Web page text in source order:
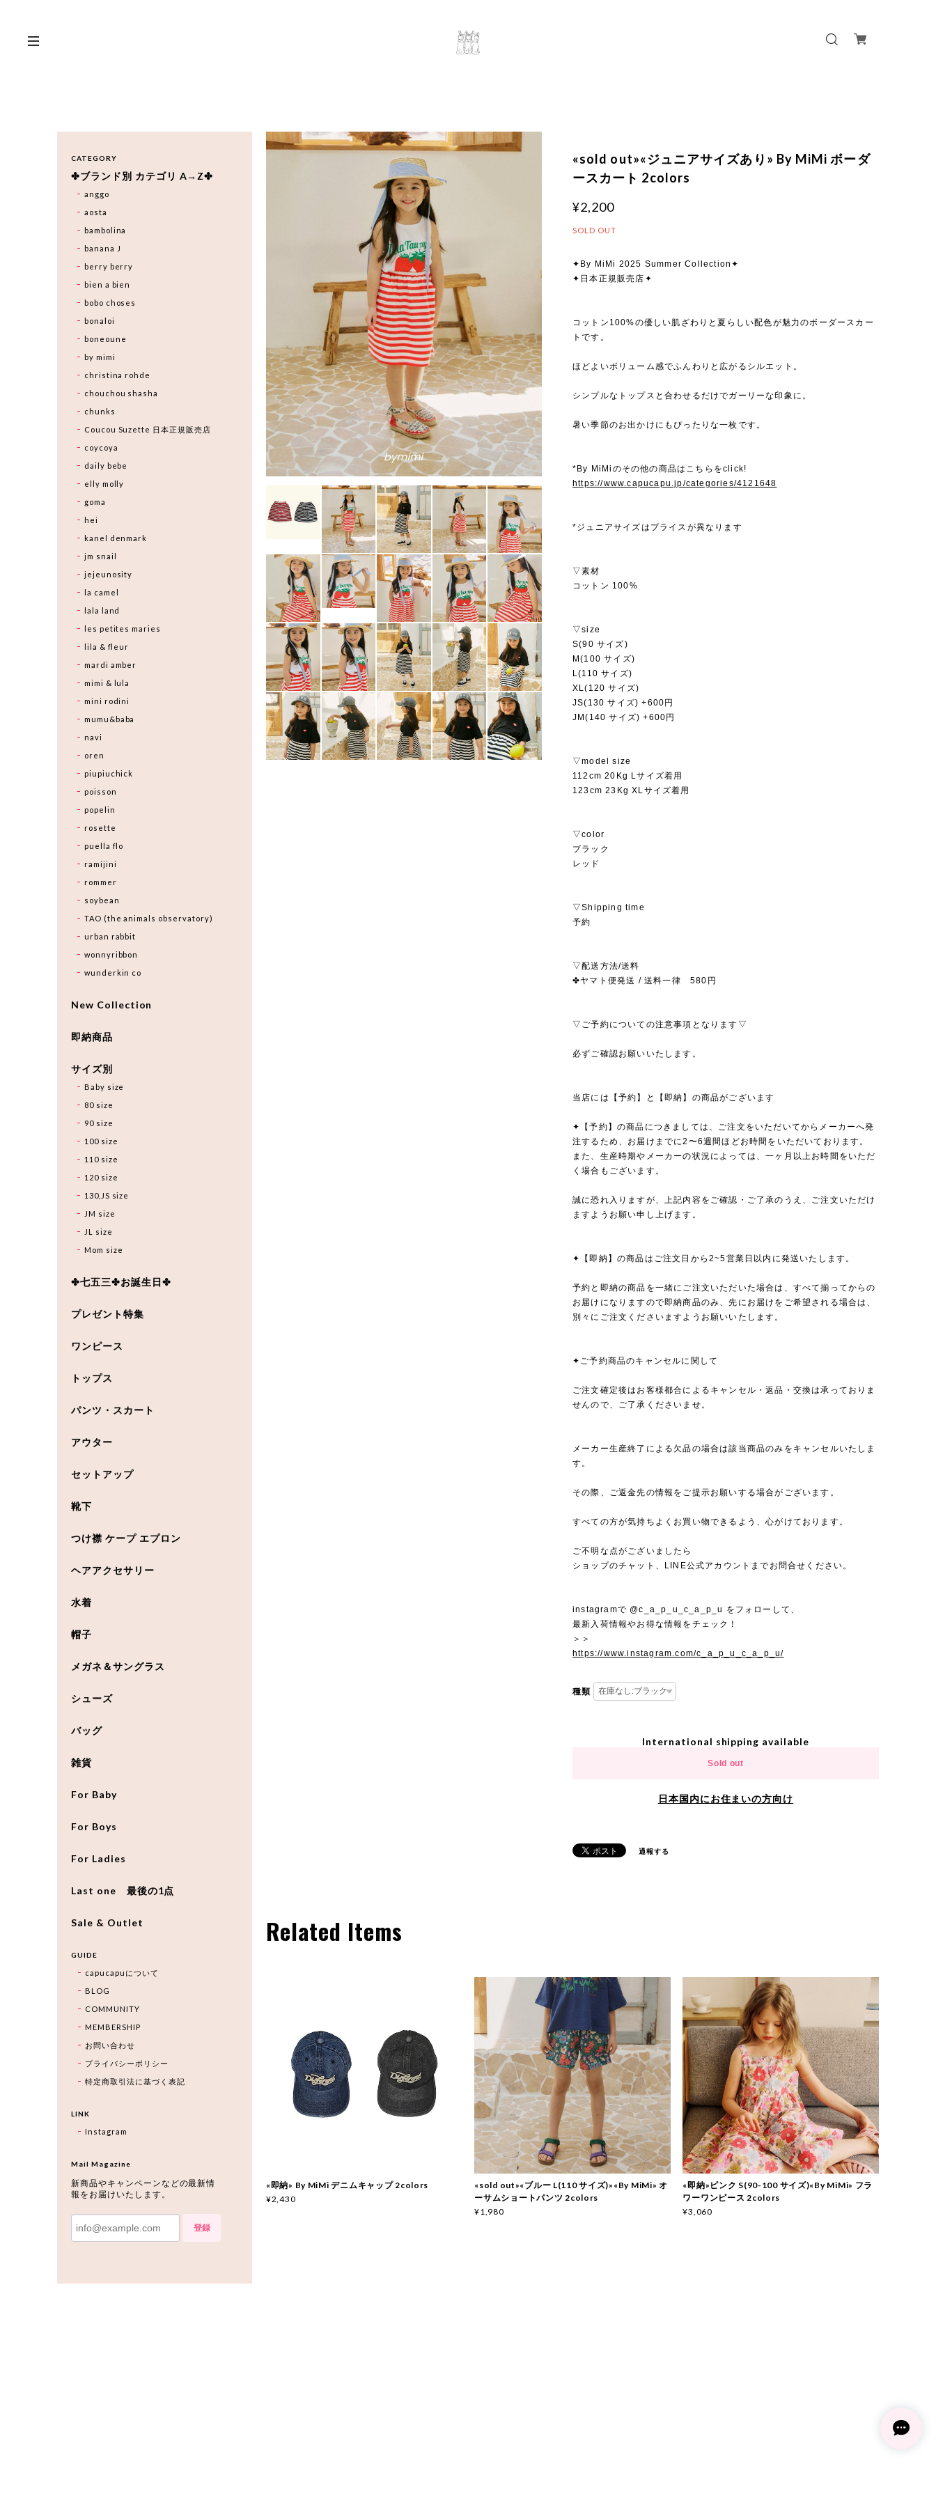
«sold out»«ジュニアサイズあり» By MiMi ボーダ
ースカート 2colors
¥2,200
SOLD OUT
✦By MiMi 2025 Summer Collection✦
✦日本正規販売店✦
コットン100%の優しい肌ざわりと夏らしい配色が魅力のボーダースカー
トです。
ほどよいボリューム感でふんわりと広がるシルエット。
シンプルなトップスと合わせるだけでガーリーな印象に。
暑い季節のお出かけにもぴったりな一枚です。
*By MiMiのその他の商品はこちらをclick!
https://www.capucapu.jp/categories/4121648
*ジュニアサイズはプライスが異なります
▽素材
コットン 100%
▽size
S(90 サイズ)
M(100 サイズ)
L(110 サイズ)
XL(120 サイズ)
JS(130 サイズ) +600円
JM(140 サイズ) +600円
▽model size
112cm 20Kg Lサイズ着用
123cm 23Kg XLサイズ着用
▽color
ブラック
レッド
▽Shipping time
予約
▽配送方法/送料
✤ヤマト便発送 / 送料一律 580円
▽ご予約についての注意事項となります▽
必ずご確認お願いいたします。
当店には【予約】と【即納】の商品がございます
✦【予約】の商品につきましては、ご注文をいただいてからメーカーへ発
注するため、お届けまでに2〜6週間ほどお時間をいただいております。
また、生産時期やメーカーの状況によっては、一ヶ月以上お時間をいただ
く場合もございます。
誠に恐れ入りますが、上記内容をご確認・ご了承のうえ、ご注文いただけ
ますようお願い申し上げます。
✦【即納】の商品はご注文日から2~5営業日以内に発送いたします。
予約と即納の商品を一緒にご注文いただいた場合は、すべて揃ってからの
お届けになりますので即納商品のみ、先にお届けをご希望される場合は、
別々にご注文くださいますようお願いいたします。
✦ご予約商品のキャンセルに関して
ご注文確定後はお客様都合によるキャンセル・返品・交換は承っておりま
せんので、ご了承くださいませ。
メーカー生産終了による欠品の場合は該当商品のみをキャンセルいたしま
す。
その際、ご返金先の情報をご提示お願いする場合がございます。
すべての方が気持ちよくお買い物できるよう、心がけております。
ご不明な点がございましたら
ショップのチャット、LINE公式アカウントまでお問合せください。
instagramで @c_a_p_u_c_a_p_u をフォローして、
最新入荷情報やお得な情報をチェック！
＞＞
https://www.instagram.com/c_a_p_u_c_a_p_u/
種類
International shipping available
Sold out
日本国内にお住まいの方向け
通報する
Related Items
«即納» By MiMi デニムキャップ 2colors
¥2,430
«sold out»«ブルー L(110 サイズ)»«By MiMi» オ
ーサムショートパンツ 2colors
¥1,980
«即納»ピンク S(90-100 サイズ)«By MiMi» フラ
ワーワンピース 2colors
¥3,060
CATEGORY
✤ブランド別 カテゴリ A→Z✤
anggo
aosta
bambolina
banana J
berry berry
bien a bien
bobo choses
bonaloi
boneoune
by mimi
christina rohde
chouchou shasha
chunks
Coucou Suzette 日本正規販売店
coycoya
daily bebe
elly molly
goma
hei
kanel denmark
jm snail
jejeunosity
la camel
lala land
les petites maries
lila & fleur
mardi amber
mimi & lula
mini rodini
mumu&baba
navi
oren
piupiuchick
poisson
popelin
rosette
puella flo
ramijini
rommer
soybean
TAO (the animals observatory)
urban rabbit
wonnyribbon
wunderkin co
New Collection
即納商品
サイズ別
Baby size
80 size
90 size
100 size
110 size
120 size
130,JS size
JM size
JL size
Mom size
✤七五三✤お誕生日✤
プレゼント特集
ワンピース
トップス
パンツ・スカート
アウター
セットアップ
靴下
つけ襟 ケープ エプロン
ヘアアクセサリー
水着
帽子
メガネ＆サングラス
シューズ
バッグ
雑貨
For Baby
For Boys
For Ladies
Last one 最後の1点
Sale & Outlet
GUIDE
capucapuについて
BLOG
COMMUNITY
MEMBERSHIP
お問い合わせ
プライバシーポリシー
特定商取引法に基づく表記
LINK
Instagram
Mail Magazine
新商品やキャンペーンなどの最新情
報をお届けいたします。
登録